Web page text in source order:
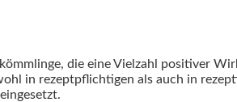
die eine Vielzahl positiver
in rezeptpflichtigen als auch in